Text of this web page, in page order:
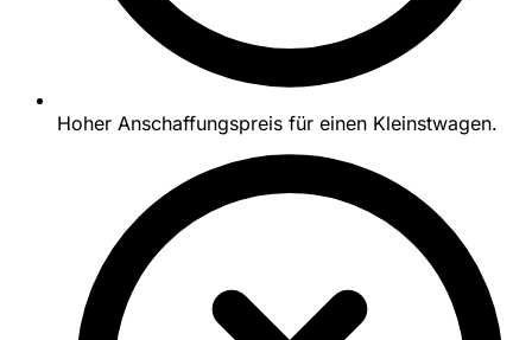
Hoher Anschaffungspreis für einen Kleinstwagen.